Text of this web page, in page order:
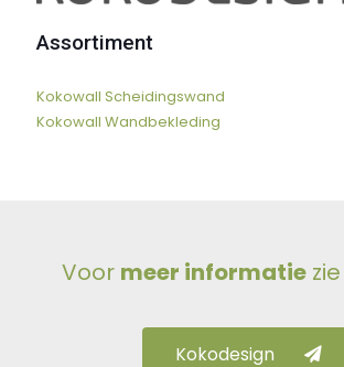
Assortiment
Kokowall Scheidingswand
Kokowall Wandbekleding
Voor meer informatie
Kokodesign